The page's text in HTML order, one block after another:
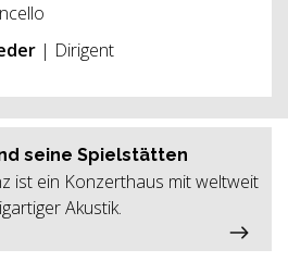
| Dirigent
seine Spielstätten
ist ein Konzerthaus mit weltweit
Akustik.